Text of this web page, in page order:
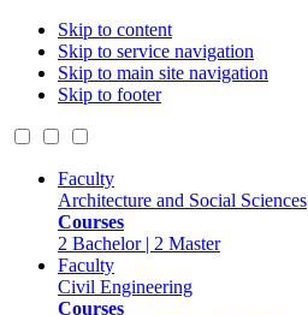
Skip to content
Skip to service navigation
Skip to main site navigation
Skip to footer
Faculty
Architecture and Social Sciences
Courses
2 Bachelor | 2 Master
Faculty
Civil Engineering
Courses